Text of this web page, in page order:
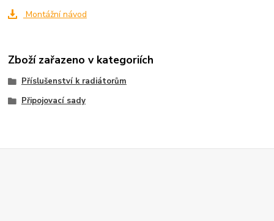
Montážní návod
Zboží zařazeno v kategoriích
Příslušenství k radiátorům
Připojovací sady